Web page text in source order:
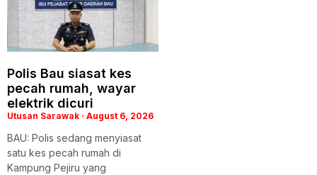
Polis Bau siasat kes
pecah rumah, wayar
elektrik dicuri
Utusan Sarawak August 6, 2026
BAU: Polis sedang menyiasat
satu kes pecah rumah di
Kampung Pejiru yang